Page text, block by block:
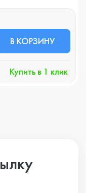
В КОРЗИНУ
Купить в 1 клик